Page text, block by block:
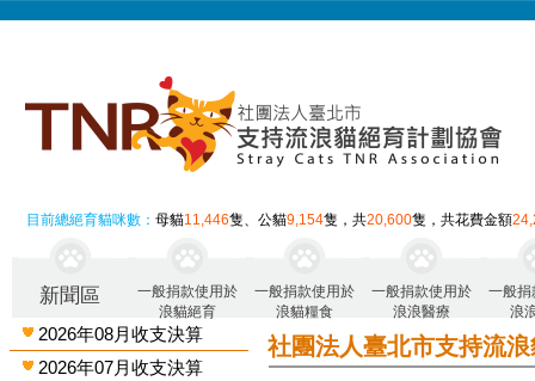
目前總絕育貓咪數：母貓11,446隻、公貓9,154隻，共20,600隻，共花費金額
新聞區
一般捐款使用於
浪貓絕育
一般捐款使用於
浪貓糧食
一般捐款使用於
浪浪醫療
一般捐
浪
2026年08月收支決算
2026年07月收支決算
社團法人臺北市支持流